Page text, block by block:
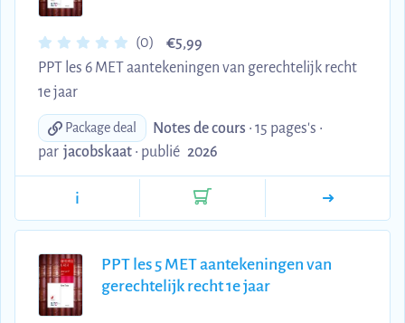
(0) €5,99
PPT les 6 MET aantekeningen van gerechtelijk recht
1e jaar
Package deal Notes de cours • 15 pages's •
par jacobskaat • publié 2026
i
PPT les 5 MET aantekeningen van
gerechtelijk recht 1e jaar